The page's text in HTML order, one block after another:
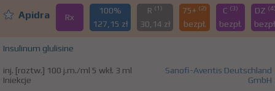
Apidra Rx
100%
127,15 zł
R (1)
30,14 zł
75+ (2)
bezpł.
C (3)
bezpł.
DZ
Insulinum glulisine
inj. [roztw.] 100 j.m./ml 5 wkł. 3 ml
Iniekcje
Sanofi-Aventis Deutschland
GmbH